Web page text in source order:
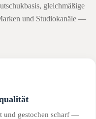
gleichmäßige
und Studiokanäle —
und gestochen scharf —